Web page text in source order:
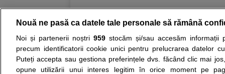
Resurse: Autoevaluare simptome
Opiniile avizate ale medicilor, sfaturile si orice
nici diagnosticul stabilit in urma investigatiilor si
ii punem la dispozitie pentru programare in
Nouă ne pasă ca datele tale personale să rămână
Noi și partenerii noștri 959stocăm și/sau accesăm informații
precum identificatorii cookie unici pentru prelucrarea datelor
Puteți accepta sau gestiona preferințele dvs. făcând clic mai
opune utilizării unui interes legitim în orice moment pe